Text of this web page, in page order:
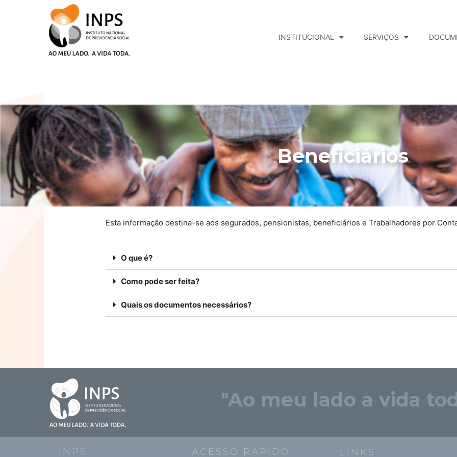
INSTITUCIONAL SERVIÇOS
Beneficiários
Esta informação destina-se aos segurados, pensionistas, beneficiários e Trabalhadores por
O que é?
Como pode ser feita?
Quais os documentos necessários?
"Ao meu lado a vida
INPS ACESSO RÁPIDO LINKS